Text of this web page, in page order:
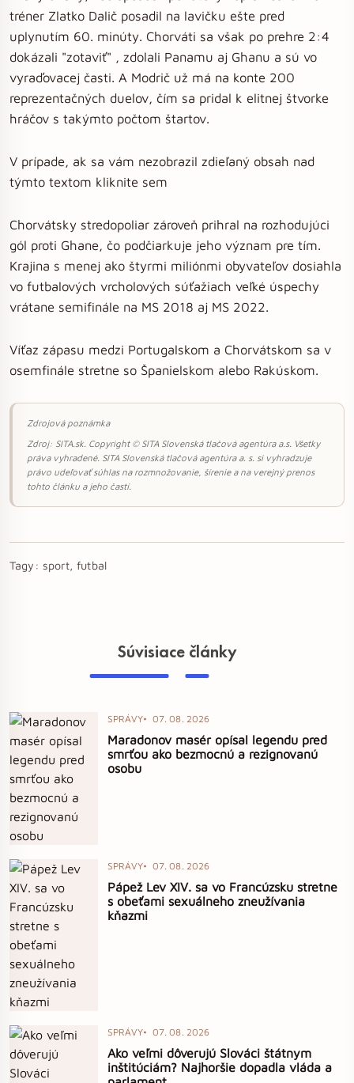
tréner Zlatko Dalič posadil na lavičku ešte pred
uplynutím 60. minúty. Chorváti sa však po prehre 2:4
dokázali "zotaviť" , zdolali Panamu aj Ghanu a sú vo
vyraďovacej časti. A Modrič už má na konte 200
reprezentačných duelov, čím sa pridal k elitnej štvorke
hráčov s takýmto počtom štartov.
V prípade, ak sa vám nezobrazil zdieľaný obsah nad
týmto textom kliknite sem
Chorvátsky stredopoliar zároveň prihral na rozhodujúci
gól proti Ghane, čo podčiarkuje jeho význam pre tím.
Krajina s menej ako štyrmi miliónmi obyvateľov dosiahla
vo futbalových vrcholových súťažiach veľké úspechy
vrátane semifinále na MS 2018 aj MS 2022.
Víťaz zápasu medzi Portugalskom a Chorvátskom sa v
osemfinále stretne so Španielskom alebo Rakúskom.
Zdrojová poznámka
Zdroj: SITA.sk. Copyright © SITA Slovenská tlačová agentúra a.s. Všetky
práva vyhradené. SITA Slovenská tlačová agentúra a. s. si vyhradzuje
právo udeľovať súhlas na rozmnožovanie, šírenie a na verejný prenos
tohto článku a jeho častí.
Tagy: sport, futbal
Súvisiace články
SPRÁVY 07. 08. 2026
Maradonov masér opísal legendu pred
smrťou ako bezmocnú a rezignovanú
osobu
SPRÁVY 07. 08. 2026
Pápež Lev XIV. sa vo Francúzsku stretne
s obeťami sexuálneho zneužívania
kňazmi
SPRÁVY 07. 08. 2026
Ako veľmi dôverujú Slováci štátnym
inštitúciám? Najhoršie dopadla vláda a